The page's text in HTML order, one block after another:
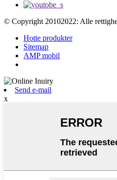
© Copyright 20102022: Alle
Hotte produkter
Sitemap
AMP mobil
Send e-mail
x